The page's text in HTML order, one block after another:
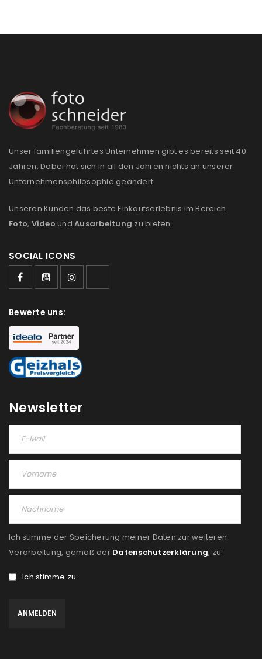
Ein Link zum Erstellen eines neuen Passworts wird an
deine E-Mail-Adresse gesendet.
Ja, ich möchte ein Kundenkonto eröffnen und
akzeptiere die Datenschutzerklärung
Unser familiengeführtes Unternehmen gibt es bereits seit 40
Jahren. Dabei hat sich in all den Jahren nichts an unserer
Unternehmensphilosophie geändert:
Unseren Kunden das beste Einkaufserlebnis im Bereich
Foto, Video und Ausarbeitung zu bieten.
SOCIAL ICONS
Bewerte uns:
Newsletter
Ich stimme der Speicherung meiner Daten zur weiteren
Verarbeitung, gemäß der Datenschutzerklärung, zu:
Ich stimme zu